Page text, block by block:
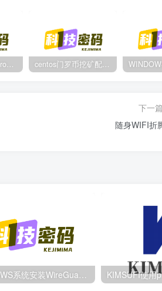
hetzner独服安装proxmox后，配置NAT网络（为单IP创建多个虚拟机做准备） centos门罗币挖矿配置过程
下一篇
随身WIFI折
WINDOWS系统安装WireGuard客户端的方法